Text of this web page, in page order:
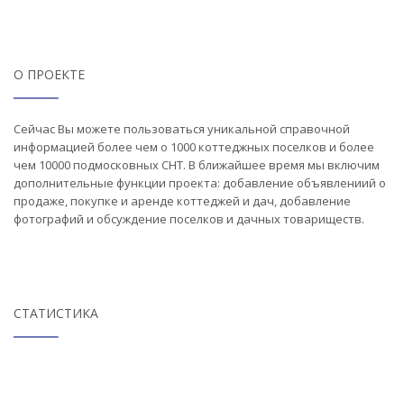
О ПРОЕКТЕ
Сейчас Вы можете пользоваться уникальной справочной
информацией более чем о 1000 коттеджных поселков и более
чем 10000 подмосковных СНТ. В ближайшее время мы включим
дополнительные функции проекта: добавление объявлениий о
продаже, покупке и аренде коттеджей и дач, добавление
фотографий и обсуждение поселков и дачных товариществ.
СТАТИСТИКА